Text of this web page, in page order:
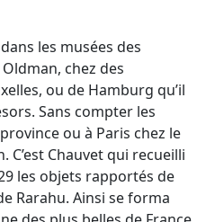
les musées des
chez des
ou de Hamburg qu’il
Sans compter les
ou à Paris chez le
C’est Chauvet qui recueilli
les objets rapportés de
Rarahu. Ainsi se forma